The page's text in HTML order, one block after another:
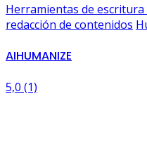
Herramientas de
redacción de contenidos
AIHUMANIZE
5,0 (1)